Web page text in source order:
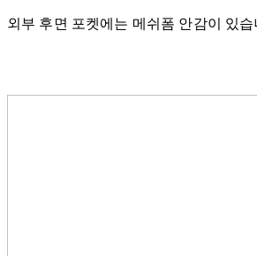
외부 후면 포켓에는 메쉬폼 안감이 있습